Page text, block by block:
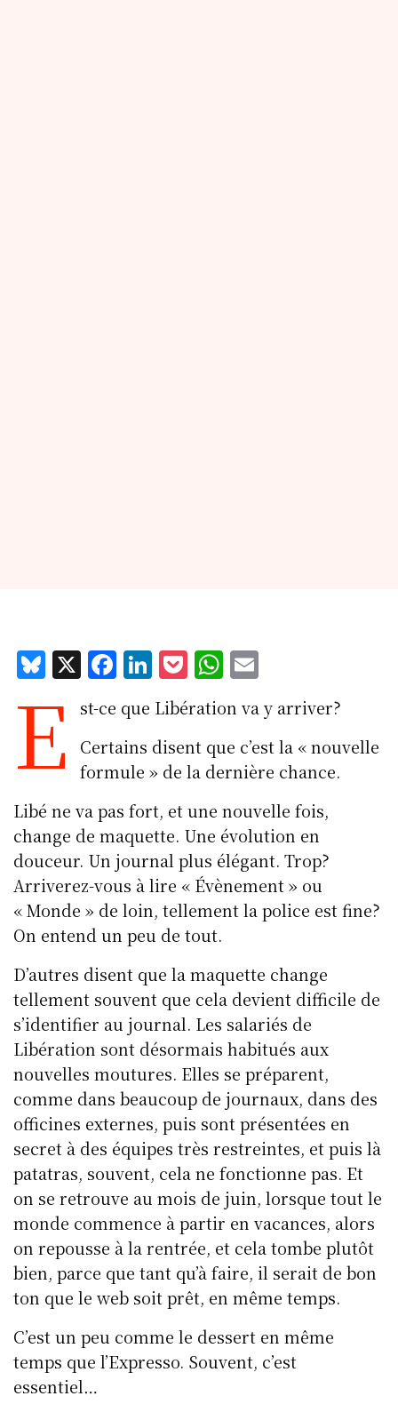
Bl
u
e
s
k
y
X F
a
c
e
b
o
o
k
Li
n
k
e
d
I
n
P
o
c
k
et
W
h
at
s
A
p
p
ai
l
E
st-ce que Libération va y arriver?
Certains disent que c’est la « nouvelle
formule » de la dernière chance.
Libé ne va pas fort, et une nouvelle fois,
change de maquette. Une évolution en
douceur. Un journal plus élégant. Trop?
Arriverez-vous à lire « Évènement » ou
« Monde » de loin, tellement la police est fine?
On entend un peu de tout.
D’autres disent que la maquette change
tellement souvent que cela devient difficile de
s’identifier au journal. Les salariés de
Libération sont désormais habitués aux
nouvelles moutures. Elles se préparent,
comme dans beaucoup de journaux, dans des
officines externes, puis sont présentées en
secret à des équipes très restreintes, et puis là
patatras, souvent, cela ne fonctionne pas. Et
on se retrouve au mois de juin, lorsque tout le
monde commence à partir en vacances, alors
on repousse à la rentrée, et cela tombe plutôt
bien, parce que tant qu’à faire, il serait de bon
ton que le web soit prêt, en même temps.
C’est un peu comme le dessert en même
temps que l’Expresso. Souvent, c’est
essentiel…